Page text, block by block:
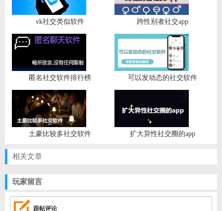
vk社交类似软件 跨性别者社交app
匿名社交软件排行榜 可以发动态的社交软件
土豪比较多社交软件 扩大异性社交圈的app
相关文章
玩家留言
跟帖评论